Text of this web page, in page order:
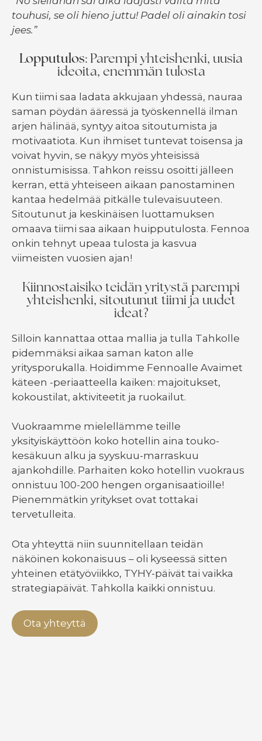
touhusi, se oli hieno juttu! Padel oli ainakin tosi
jees.”
Lopputulos: Parempi yhteishenki, uusia
ideoita, enemmän tulosta
Kun tiimi saa ladata akkujaan yhdessä, nauraa
saman pöydän ääressä ja työskennellä ilman
arjen hälinää, syntyy aitoa sitoutumista ja
motivaatiota. Kun ihmiset tuntevat toisensa ja
voivat hyvin, se näkyy myös yhteisissä
onnistumisissa. Tahkon reissu osoitti jälleen
kerran, että yhteiseen aikaan panostaminen
kantaa hedelmää pitkälle tulevaisuuteen.
Sitoutunut ja keskinäisen luottamuksen
omaava tiimi saa aikaan huipputulosta. Fennoa
onkin tehnyt upeaa tulosta ja kasvua
viimeisten vuosien ajan!
Kiinnostaisiko teidän yritystä parempi
yhteishenki, sitoutunut tiimi ja uudet
ideat?
Silloin kannattaa ottaa mallia ja tulla Tahkolle
pidemmäksi aikaa saman katon alle
yritysporukalla. Hoidimme Fennoalle Avaimet
käteen -periaatteella kaiken: majoitukset,
kokoustilat, aktiviteetit ja ruokailut.
Vuokraamme mielellämme teille
yksityiskäyttöön koko hotellin aina touko-
kesäkuun alku ja syyskuu-marraskuu
ajankohdille. Parhaiten koko hotellin vuokraus
onnistuu 100-200 hengen organisaatioille!
Pienemmätkin yritykset ovat tottakai
tervetulleita.
Ota yhteyttä niin suunnitellaan teidän
näköinen kokonaisuus – oli kyseessä sitten
yhteinen etätyöviikko, TYHY-päivät tai vaikka
strategiapäivät. Tahkolla kaikki onnistuu.
Ota yhteyttä